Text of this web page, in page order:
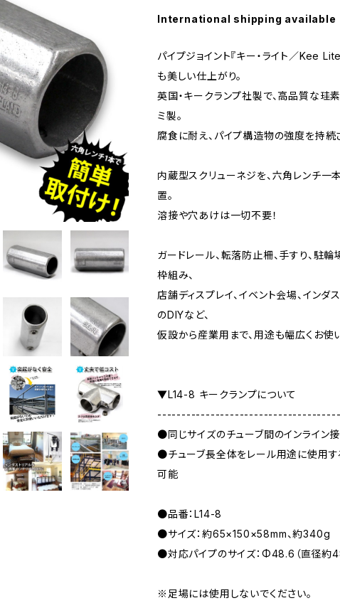
International shipping available
パイプジョイント『キー・ライト／Kee
も美しい仕上がり。
英国・キークランプ社製で、高品質な珪
ミ製。
腐食に耐え、パイプ構造物の強度を持続
内蔵型スクリューネジを、六角レンチ
置。
溶接や穴あけは一切不要！
ガードレール、転落防止柵、手すり、駐
枠組み、
店舗ディスプレイ、イベント会場、インダ
のDIYなど、
仮設から産業用まで、用途も幅広くお使
▼L14-8 キークランプについて
●同じサイズのチューブ間のインライン
●チューブ長全体をレール用途に使用す
可能
●品番：L14-8
●サイズ：約65×150×58mm、約340g
●対応パイプのサイズ：Φ48.6（直径約
※足場には使用しないでください。